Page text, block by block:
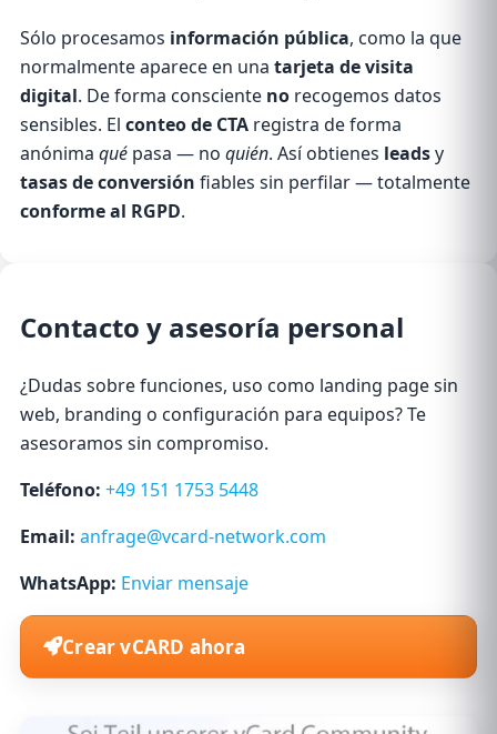
Sólo procesamos información pública, como la que
normalmente aparece en una tarjeta de visita
digital. De forma consciente no recogemos datos
sensibles. El conteo de CTA registra de forma
anónima qué pasa — no quién. Así obtienes leadsy
tasas de conversión fiables sin perfilar — totalmente
conforme al RGPD.
Contacto y asesoría personal
¿Dudas sobre funciones, uso como landing page sin
web, branding o configuración para equipos? Te
asesoramos sin compromiso.
Teléfono: +49 151 1753 5448
Email: anfrage@vcard-network.com
WhatsApp: Enviar mensaje
Crear vCARD ahora